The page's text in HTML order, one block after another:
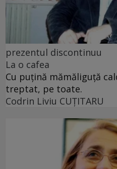
prezentul discontinuu
La o cafea
Cu puţină mămăliguţă
treptat, pe toate.
Codrin Liviu CUŢITARU